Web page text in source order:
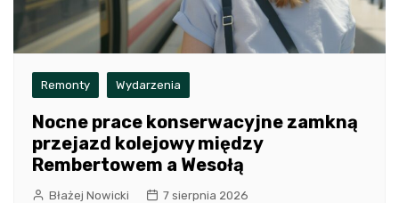
Remonty Wydarzenia
Nocne prace konserwacyjne zamkną
przejazd kolejowy między
Rembertowem a Wesołą
Błażej Nowicki 7 sierpnia 2026